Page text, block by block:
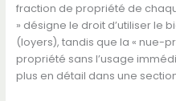
fraction de propriété de
» désigne le droit d’utiliser le
(loyers), tandis que la « nue-
propriété sans l’usage
plus en détail dans une